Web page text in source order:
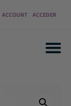
ACCOUNT ACCEDER